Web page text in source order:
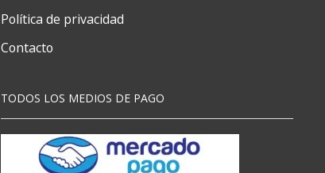
Política de privacidad
Contacto
TODOS LOS MEDIOS DE PAGO